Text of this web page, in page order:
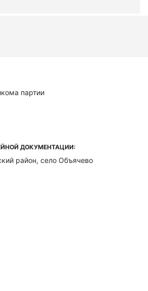
партии
ДОКУМЕНТАЦИИ:
район, село Объячево